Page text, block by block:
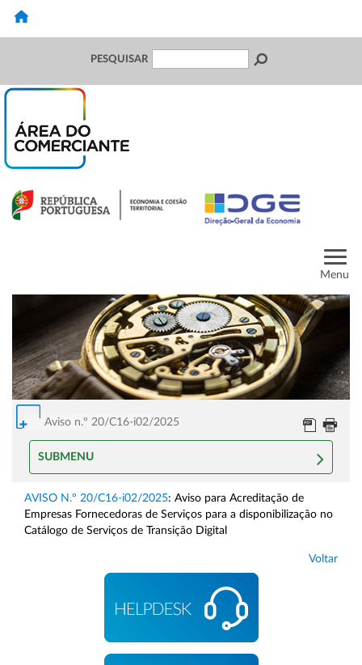
PESQUISAR
Menu
Aviso n.º 20/C16-i02/2025
SUBMENU
AVISO N.º 20/C16-i02/2025: Aviso para Acreditação de
Empresas Fornecedoras de Serviços para a disponibilização no
Catálogo de Serviços de Transição Digital
Voltar